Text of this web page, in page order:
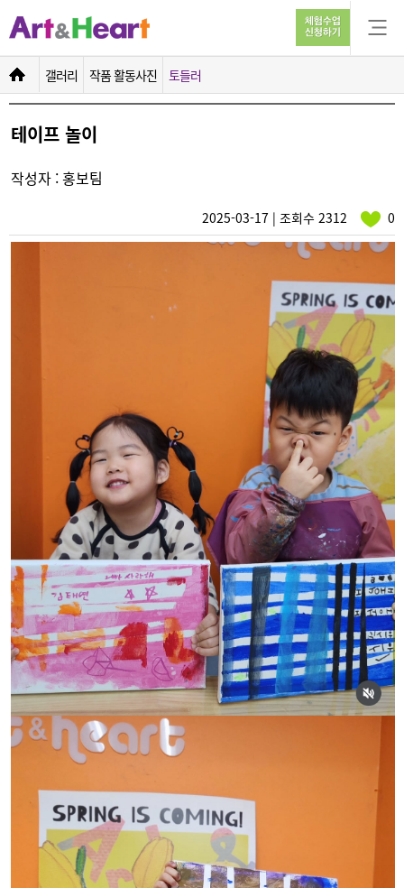
테이프 놀이
갤러리 작품 활동사진 토들러
테이프 놀이
작성자 : 홍보팀
2025-03-17 | 조회수 2312 0